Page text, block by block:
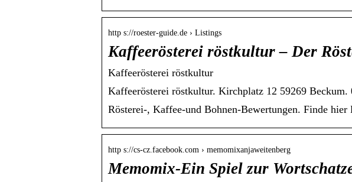
http s://roester-guide.de › Listings
Kaffeerösterei röstkultur – Der
Kaffeerösterei röstkultur
Kaffeerösterei röstkultur. Kirchplatz 12 59269 Beckum.
Rösterei-, Kaffee-und Bohnen-Bewertungen. Finde
http s://cs-cz.facebook.com › memomixanjaweitenberg
Memomix-Ein Spiel zur